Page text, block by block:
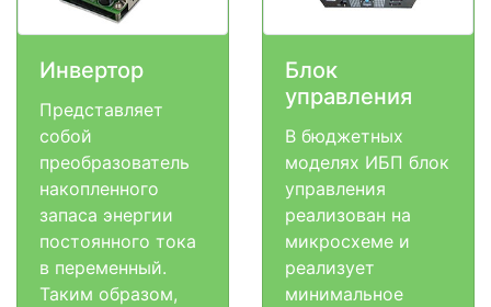
Инвертор
Представляет
собой
преобразователь
накопленного
запаса энергии
постоянного тока
в переменный.
Таким образом,
Блок
управления
В бюджетных
моделях ИБП блок
управления
реализован на
микросхеме и
реализует
минимальное